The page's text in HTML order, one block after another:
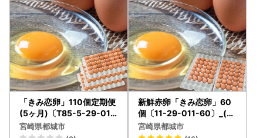
「きみ恋卵」110個定期便
(5ヶ月)〔T85-5-29-011
-110〕_(都城市) 赤卵 きみ
恋卵 Ｍサイズ 110個 約6.5
宮崎県都城市
新鮮赤卵「きみ恋卵」60
個〔11-29-011-60〕_(都
城市) 赤玉子 Mサイズ 60
個 きみ恋卵 冷蔵 チルド 赤
宮崎県都城市